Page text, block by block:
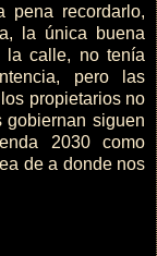
recordarlo,
la única buena
la calle, no tenía
pero las
propietarios no
gobiernan siguen
2030 como
de a donde nos